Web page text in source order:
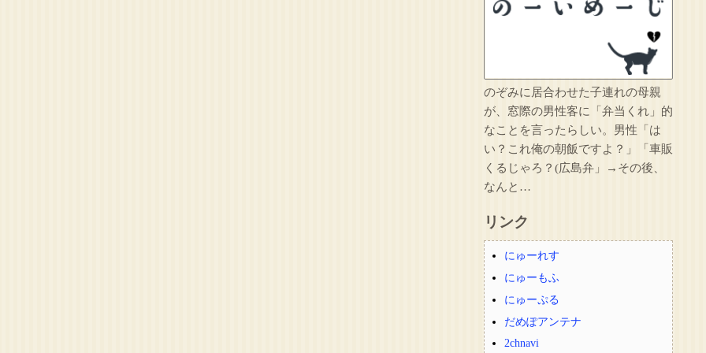
のぞみに居合わせた子連れの母親
が、窓際の男性客に「弁当くれ」的
なことを言ったらしい。男性「は
い？これ俺の朝飯ですよ？」「車販
くるじゃろ？(広島弁」→その後、
なんと…
リンク
にゅーれす
にゅーもふ
にゅーぷる
だめぽアンテナ
2chnavi